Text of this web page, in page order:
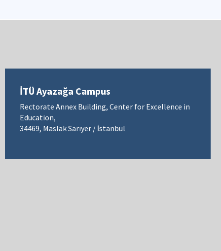
İTÜ Ayazağa Campus
Rectorate Annex Building, Center for Excellence in
Education,
34469, Maslak Sarıyer / İstanbul